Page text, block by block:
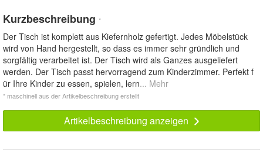
Kurzbeschreibung *
Der Tisch ist komplett aus Kiefernholz gefertigt. Jedes Möbelstück
wird von Hand hergestellt, so dass es immer sehr gründlich und
sorgfältig verarbeitet ist. Der Tisch wird als Ganzes ausgeliefert
werden. Der Tisch passt hervorragend zum Kinderzimmer. Perfekt f
ür Ihre Kinder zu essen, spielen, lern... Mehr
* maschinell aus der Artikelbeschreibung erstellt
Artikelbeschreibung anzeigen